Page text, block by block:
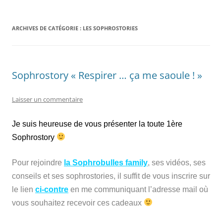
ARCHIVES DE CATÉGORIE : LES SOPHROSTORIES
Sophrostory « Respirer … ça me saoule ! »
Laisser un commentaire
Je suis heureuse de vous présenter la toute 1ère
Sophrostory
Pour rejoindre la Sophrobulles family, ses vidéos, ses
conseils et ses sophrostories, il suffit de vous inscrire sur
le lien ci-contre en me communiquant l’adresse mail où
vous souhaitez recevoir ces cadeaux